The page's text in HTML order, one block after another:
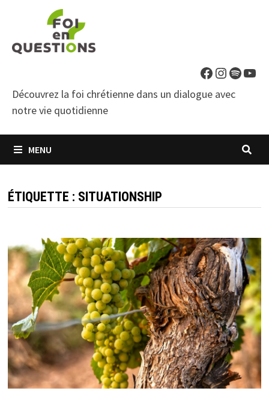
contenu
Facebook
Découvrez la foi chrétienne dans un dialogue avec
notre vie quotidienne
MENU
ÉTIQUETTE : SITUATIONSHIP